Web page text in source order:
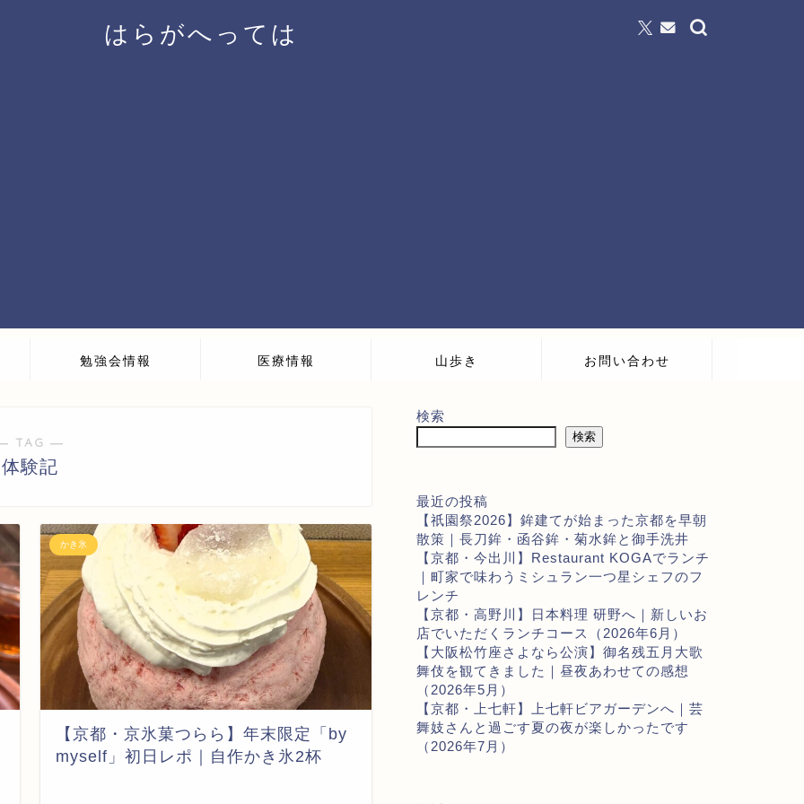
はらがへっては
勉強会情報 医療情報 山歩き お問い合わせ
TAG ―
体験記
かき氷
【京都・京氷菓つらら】年末限定「by
myself」初日レポ｜自作かき氷2杯
検索
検索
最近の投稿
【祇園祭2026】鉾建てが始まった京都を早朝
散策｜長刀鉾・函谷鉾・菊水鉾と御手洗井
【京都・今出川】Restaurant KOGAでランチ
｜町家で味わうミシュラン一つ星シェフのフ
レンチ
【京都・高野川】日本料理 研野へ｜新しいお
店でいただくランチコース（2026年6月）
【大阪松竹座さよなら公演】御名残五月大歌
舞伎を観てきました｜昼夜あわせての感想
（2026年5月）
【京都・上七軒】上七軒ビアガーデンへ｜芸
舞妓さんと過ごす夏の夜が楽しかったです
（2026年7月）